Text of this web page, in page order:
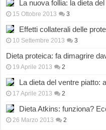
La nuova follia: la dieta
15 Ottobre 2013 3
Effetti collaterali delle
10 Settembre 2013 3
Dieta proteica: fa dimagrire
19 Aprile 2013 2
La dieta del ventre piatto:
17 Aprile 2013 2
Dieta Atkins: funziona?
26 Marzo 2013 2